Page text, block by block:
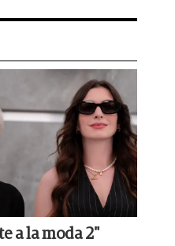
a la moda 2"